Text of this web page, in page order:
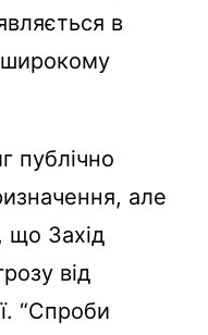
в
публічно
але
що Захід
від
“Спроби